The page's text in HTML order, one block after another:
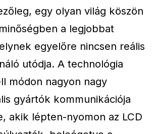
egy olyan világ köszön
a legjobbat
egyelőre nincsen reális
utódja. A technológia
módon nagyon nagy
gyártók kommunikációja
akik lépten-nyomon az LCD